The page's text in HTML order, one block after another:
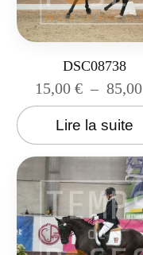
DSC08738
15,00 € – 85,00
Lire la suite